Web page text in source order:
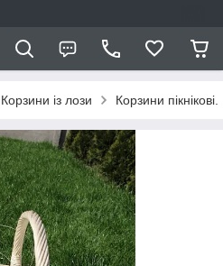
Корзини із лози Корзини пікнікові.